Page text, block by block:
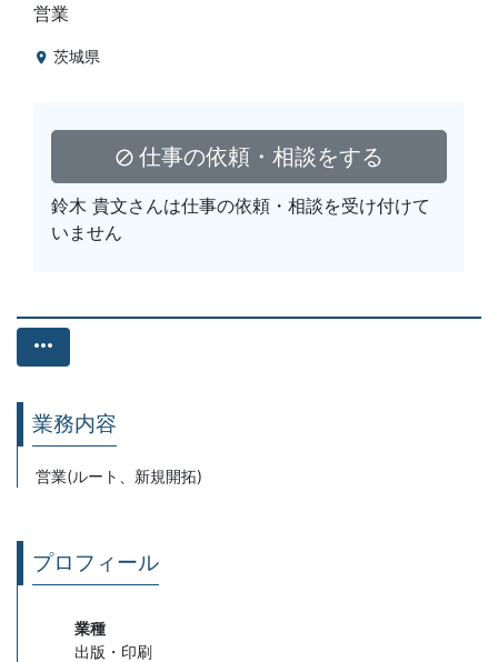
営業
location_on 茨城県
block 仕事の依頼・相談をする
鈴木 貴文さんは仕事の依頼・相談を受け付けて
いません
more_horiz
業務内容
営業(ルート、新規開拓)
プロフィール
業種
出版・印刷